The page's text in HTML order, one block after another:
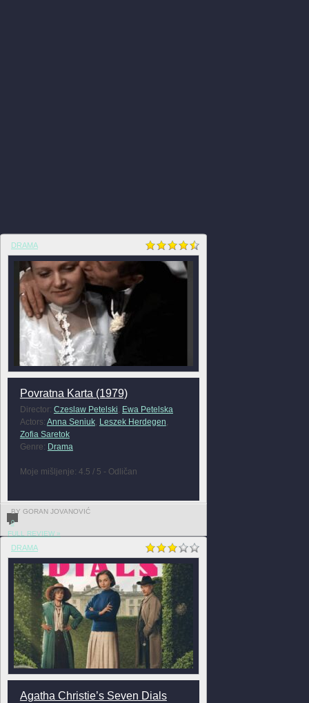
DRAMA
Povratna Karta (1979)
Director: Czeslaw Petelski, Ewa Petelska
Actors: Anna Seniuk, Leszek Herdegen,
Zofia Saretok
Genre: Drama
Moje mišljenje: 4.5 / 5 - Odličan
BY GORAN JOVANOVIĆ
0
FULL REVIEW »
DRAMA
Agatha Christie’s Seven Dials